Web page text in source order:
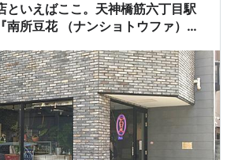
といえばここ。天神橋筋六丁目駅
南所豆花 （ナンショトウファ）』